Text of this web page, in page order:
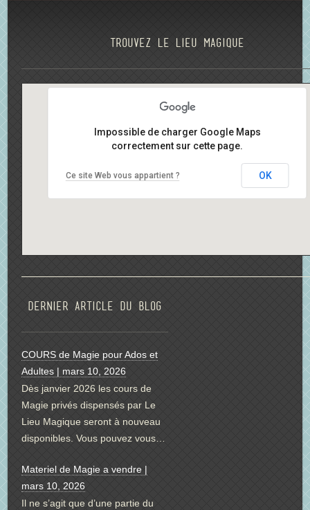
Trouvez le lieu magique
Impossible de charger Google Maps
correctement sur cette page.
Ce site Web vous appartient ? OK
Dernier article du blog
COURS de Magie pour Ados et
Adultes | mars 10, 2026
Dès janvier 2026 les cours de
Magie privés dispensés par Le
Lieu Magique seront à nouveau
disponibles. Vous pouvez vous…
Materiel de Magie a vendre |
mars 10, 2026
Il ne s’agit que d’une partie du